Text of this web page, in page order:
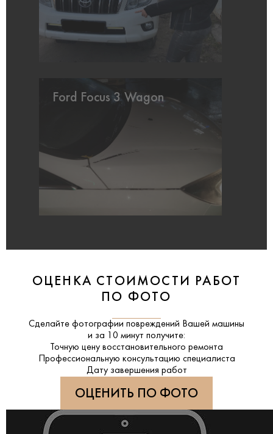
Ford Focus 3 Wagon
ОЦЕНКА СТОИМОСТИ РАБОТ
ПО ФОТО
Сделайте фотографии повреждений Вашей машины
и за 10 минут получите:
Точную цену восстановительного ремонта
Профессиональную консультацию специалиста
Дату завершения работ
ОЦЕНИТЬ ПО ФОТО